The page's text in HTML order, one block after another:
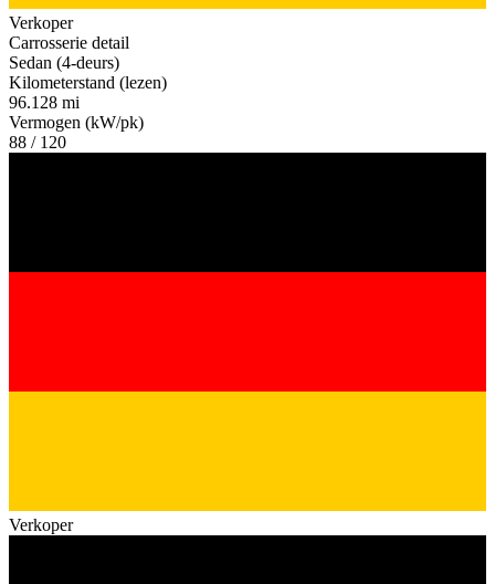
Verkoper
Carrosserie detail
Sedan (4-deurs)
Kilometerstand (lezen)
96.128 mi
Vermogen (kW/pk)
88 / 120
Verkoper